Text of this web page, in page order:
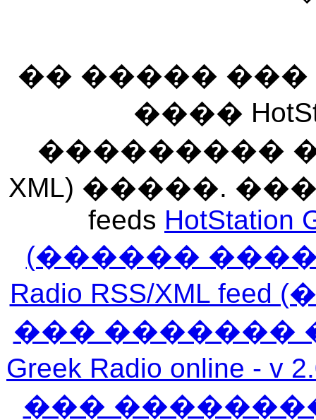
�� �����
����
��������� ���
XML) �����.
feeds HotStation
(������
Radio RSS/XML
��� �������
Greek Radio
���